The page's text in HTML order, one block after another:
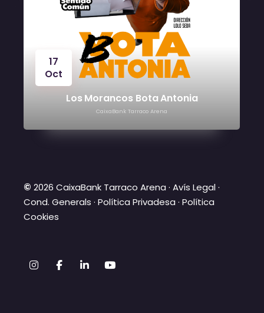
17
Oct
Los Morancos Bota Antonia
CaixaBank Tarraco Arena
© 2026 CaixaBank Tarraco Arena ·Avís Legal·
Cond. Generals ·Política Privadesa ·Política
Cookies